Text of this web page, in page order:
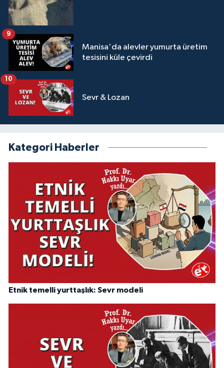
Manisa'da alevler yumurta üretim
tesisini küle çevirdi
9
Sevr & Lozan
10
Kategori Haberler
Etnik temelli yurttaşlık: Sevr modeli